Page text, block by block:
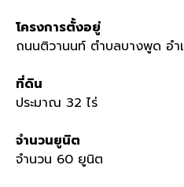
โครงการตั้งอยู่
ถนนติวานนท์ ตำบลบางพูด อำ
ที่ดิน
ประมาณ 32 ไร่
จำนวนยูนิต
จำนวน 60 ยูนิต